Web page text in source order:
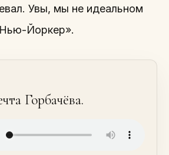
Увы, мы не идеальном
Йоркер».
Горбачёва.